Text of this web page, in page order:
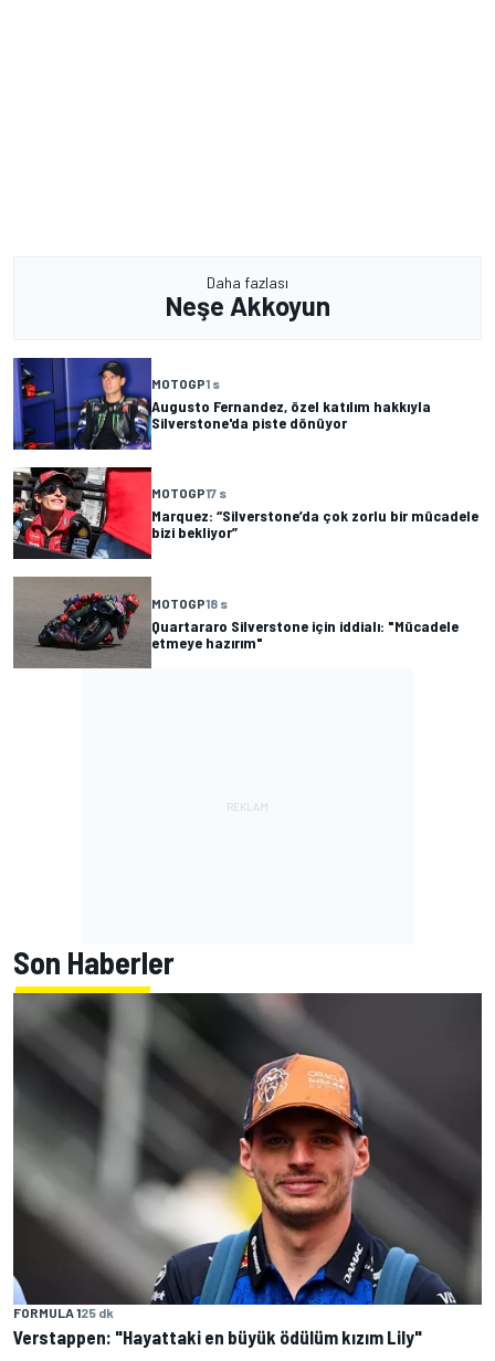
Daha fazlası
Neşe Akkoyun
MOTOGP1 s
Augusto Fernandez, özel katılım hakkıyla
Silverstone'da piste dönüyor
MOTOGP17 s
Marquez: “Silverstone’da çok zorlu bir mücadele
bizi bekliyor”
MOTOGP18 s
Quartararo Silverstone için iddialı: "Mücadele
etmeye hazırım"
Son Haberler
FORMULA 125 dk
Verstappen: "Hayattaki en büyük ödülüm kızım Lily"